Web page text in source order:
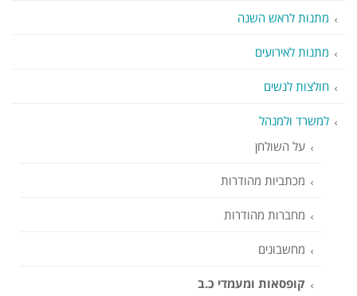
מתנות לראש השנה
מתנות לאירועים
חולצות לנשים
למשרד ולמנהל
על השולחן
מכתביות מהודרות
מחברות מהודרות
מחשבונים
קופסאות ומעמדי כ.ב